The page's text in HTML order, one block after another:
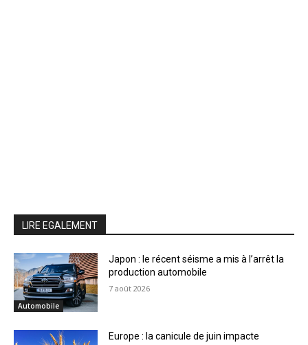
LIRE EGALEMENT
Automobile
Japon : le récent séisme a mis à l’arrêt la
production automobile
7 août 2026
Europe : la canicule de juin impacte